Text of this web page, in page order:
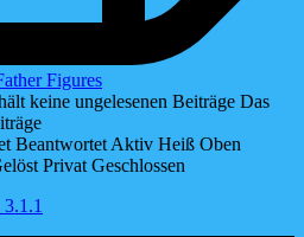
Figures
keine ungelesenen Beiträge Das
Beantwortet Aktiv Heiß Oben
Privat Geschlossen